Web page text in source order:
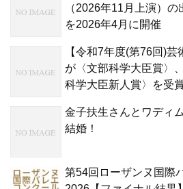
（2026年11月上演）
を2026年4月に開催
【令和7年度(第76回)
が〈文部科学大臣賞〉
科学大臣新人賞〉を受
金子扶生さんとワディ
結婚！
第54回ローザンヌ国際